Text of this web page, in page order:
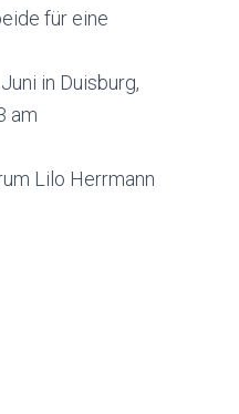
für eine
in Duisburg,
am
Lilo Herrmann